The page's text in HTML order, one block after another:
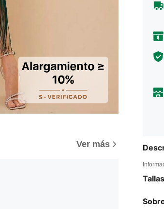
Ver más